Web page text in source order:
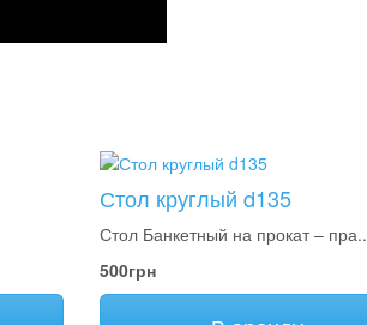
Стол круглый d135
Стол Банкетный на прокат – пра..
500грн